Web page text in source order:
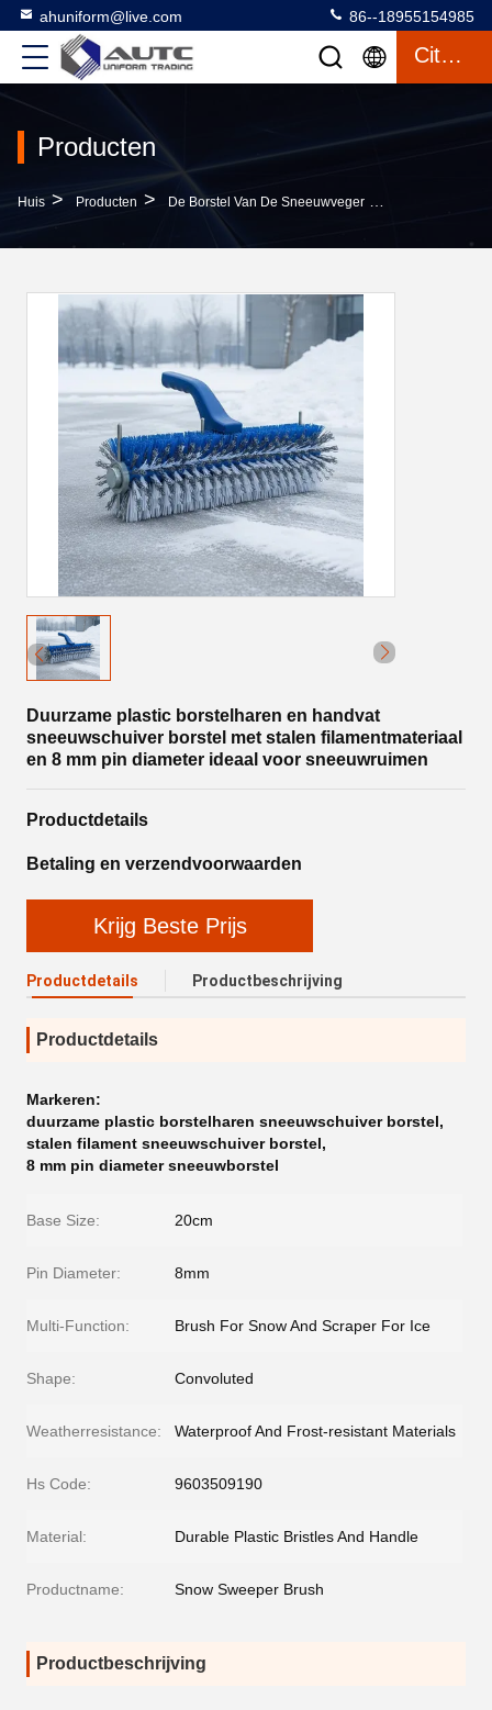
ahuniform@live.com 86--18955154985
Citaat
Producten
Huis > Producten > De Borstel Van De Sneeuwveger >
Duurzame plastic borstelharen en handvat
sneeuwschuiver borstel met stalen filamentmateriaal
en 8 mm pin diameter ideaal voor sneeuwruimen
Productdetails
Betaling en verzendvoorwaarden
Krijg Beste Prijs
Productdetails Productbeschrijving
Productdetails
Markeren:
duurzame plastic borstelharen sneeuwschuiver borstel,
stalen filament sneeuwschuiver borstel,
8 mm pin diameter sneeuwborstel
Base Size: 20cm
Pin Diameter: 8mm
Multi-Function: Brush For Snow And Scraper For Ice
Shape: Convoluted
Weatherresistance: Waterproof And Frost-resistant Materials
Hs Code: 9603509190
Material: Durable Plastic Bristles And Handle
Productname: Snow Sweeper Brush
Productbeschrijving